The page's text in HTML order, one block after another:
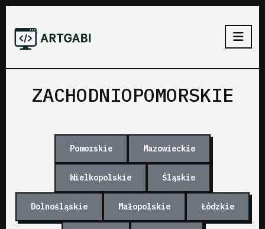
ZACHODNIOPOMORSKIE
Pomorskie Mazowieckie
Wielkopolskie Śląskie
Dolnośląskie Małopolskie Łódzkie